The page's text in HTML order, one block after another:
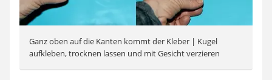
Ganz oben auf die Kanten kommt der Kleber | Kugel
aufkleben, trocknen lassen und mit Gesicht verzieren